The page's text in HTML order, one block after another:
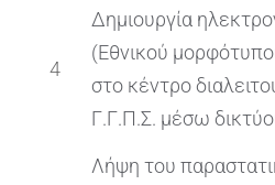
4
Δημιουργία
(Εθνικού
στο κέντρο
Γ.Γ.Π.Σ. μέσω
Λήψη του